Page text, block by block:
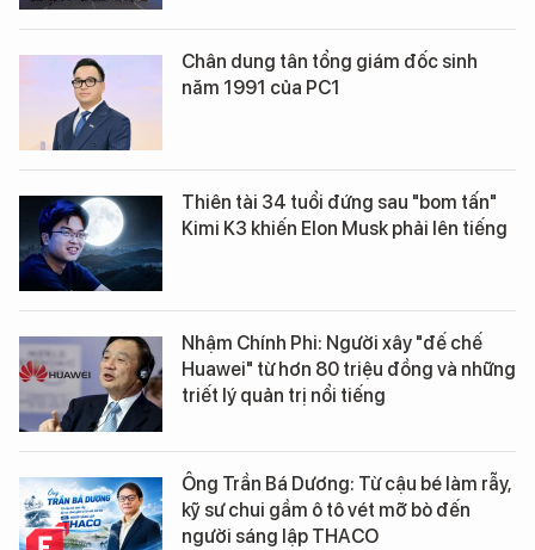
Chân dung tân tổng giám đốc sinh
năm 1991 của PC1
Thiên tài 34 tuổi đứng sau "bom tấn"
Kimi K3 khiến Elon Musk phải lên tiếng
Nhậm Chính Phi: Người xây "đế chế
Huawei" từ hơn 80 triệu đồng và những
triết lý quản trị nổi tiếng
Ông Trần Bá Dương: Từ cậu bé làm rẫy,
kỹ sư chui gầm ô tô vét mỡ bò đến
người sáng lập THACO